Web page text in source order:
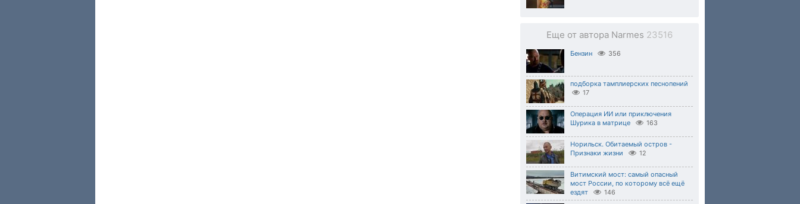
Еще от автора Narmes 23516
Бензин 356
подборка тамплиерских песнопений
17
Операция ИИ или приключения
Шурика в матрице
163
Норильск. Обитаемый остров -
Признаки жизни
12
Витимский мост: самый опасный
мост России, по которому всё ещё
ездят
146